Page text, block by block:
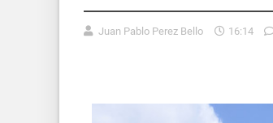
Juan Pablo Perez Bello 16:14